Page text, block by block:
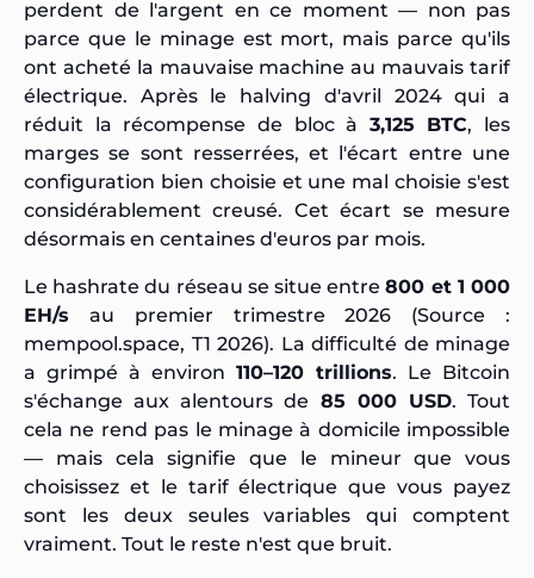
perdent de l'argent en ce moment — non pas
parce que le minage est mort, mais parce qu'ils
ont acheté la mauvaise machine au mauvais tarif
électrique. Après le halving d'avril 2024 qui a
réduit la récompense de bloc à 3,125 BTC, les
marges se sont resserrées, et l'écart entre une
configuration bien choisie et une mal choisie s'est
considérablement creusé. Cet écart se mesure
désormais en centaines d'euros par mois.
Le hashrate du réseau se situe entre800 et 1 000
EH/s au premier trimestre 2026 (Source :
mempool.space, T1 2026). La difficulté de minage
a grimpé à environ 110–120 trillions. Le Bitcoin
s'échange aux alentours de 85 000 USD. Tout
cela ne rend pas le minage à domicile impossible
— mais cela signifie que le mineur que vous
choisissez et le tarif électrique que vous payez
sont les deux seules variables qui comptent
vraiment. Tout le reste n'est que bruit.